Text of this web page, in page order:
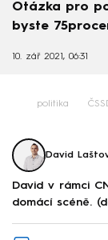
Otázka pro
byste
10. zář 2021, 06:31
politika
David
David v rámci
domácí scéně.